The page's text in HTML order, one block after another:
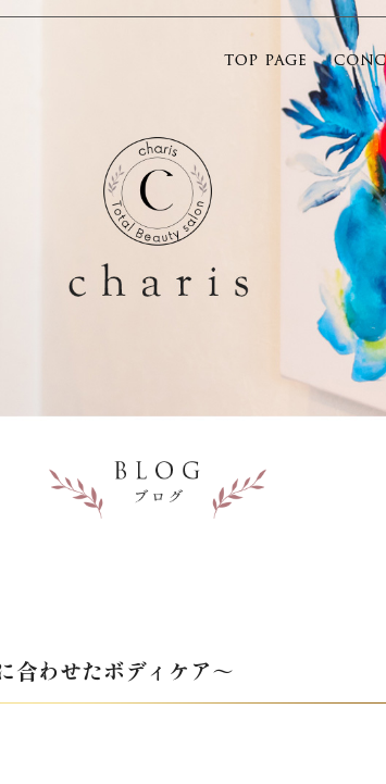
わせたボディケア～